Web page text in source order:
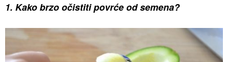
1. Kako brzo očistiti povrće od semena?